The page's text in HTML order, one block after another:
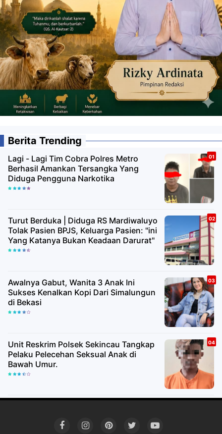
Berita Trending
Lagi - Lagi Tim Cobra Polres Metro
Berhasil Amankan Tersangka Yang
Diduga Pengguna Narkotika
Turut Berduka | Diduga RS Mardiwaluyo
Tolak Pasien BPJS, Keluarga Pasien: "ini
Yang Katanya Bukan Keadaan Darurat"
Awalnya Gabut, Wanita 3 Anak Ini
Sukses Kenalkan Kopi Dari Simalungun
di Bekasi
Unit Reskrim Polsek Sekincau Tangkap
Pelaku Pelecehan Seksual Anak di
Bawah Umur.